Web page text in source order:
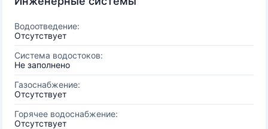
Водоотведение:
Отсутствует
Система водостоков:
Не заполнено
Газоснабжение:
Отсутствует
Горячее водоснабжение:
Отсутствует